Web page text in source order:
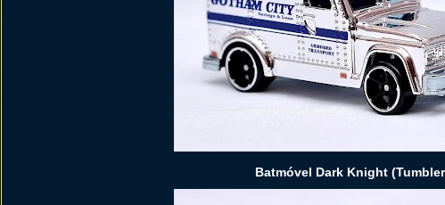
Batmóvel Dark Knight